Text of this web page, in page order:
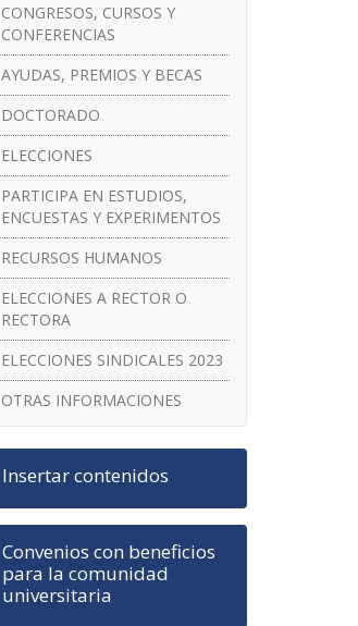
CONGRESOS, CURSOS Y
CONFERENCIAS
AYUDAS, PREMIOS Y BECAS
DOCTORADO
ELECCIONES
PARTICIPA EN ESTUDIOS,
ENCUESTAS Y EXPERIMENTOS
RECURSOS HUMANOS
ELECCIONES A RECTOR O
RECTORA
ELECCIONES SINDICALES 2023
OTRAS INFORMACIONES
Insertar contenidos
Convenios con beneficios
para la comunidad
universitaria